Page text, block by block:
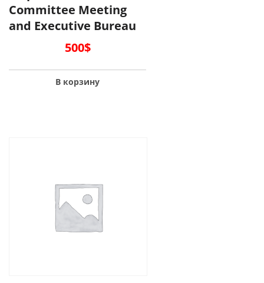
Committee Meeting
and Executive Bureau
500$
В корзину